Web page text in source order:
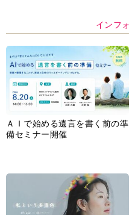
ＡＩで始める遺言を書く前の準
備セミナー開催